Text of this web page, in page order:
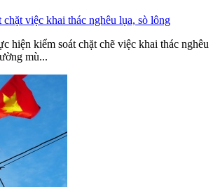
việc khai thác nghêu lụa, sò lông
hiện kiểm soát chặt chẽ việc khai thác nghêu
mù...